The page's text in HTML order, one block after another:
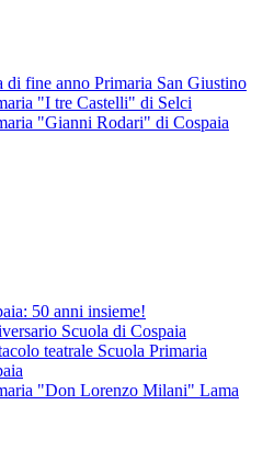
di fine anno Primaria San Giustino
"I tre Castelli" di Selci
"Gianni Rodari" di Cospaia
50 anni insieme!
Scuola di Cospaia
teatrale Scuola Primaria
"Don Lorenzo Milani" Lama